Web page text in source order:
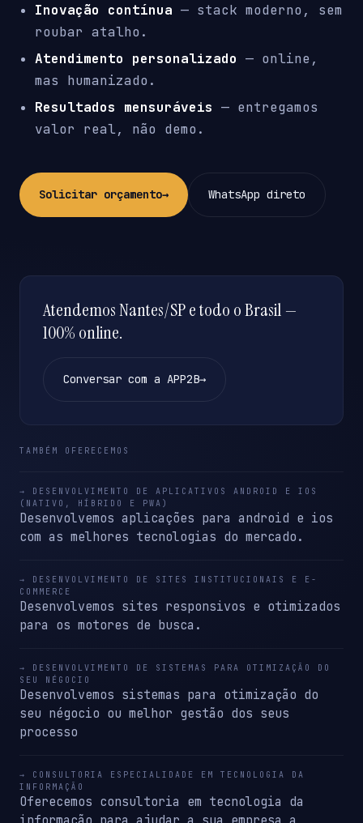
Inovação contínua — stack moderno, sem
roubar atalho.
Atendimento personalizado — online,
mas humanizado.
Resultados mensuráveis — entregamos
valor real, não demo.
Solicitar orçamento→ WhatsApp direto
Atendemos Nantes/SP e todo o Brasil —
100% online.
Conversar com a APP2B→
TAMBÉM OFERECEMOS
→ DESENVOLVIMENTO DE APLICATIVOS ANDROID E IOS
(NATIVO, HÍBRIDO E PWA)
Desenvolvemos aplicações para android e ios
com as melhores tecnologias do mercado.
→ DESENVOLVIMENTO DE SITES INSTITUCIONAIS E E-
COMMERCE
Desenvolvemos sites responsivos e otimizados
para os motores de busca.
→ DESENVOLVIMENTO DE SISTEMAS PARA OTIMIZAÇÃO DO
SEU NÉGOCIO
Desenvolvemos sistemas para otimização do
seu négocio ou melhor gestão dos seus
processo
→ CONSULTORIA ESPECIALIDADE EM TECNOLOGIA DA
INFORMAÇÃO
Oferecemos consultoria em tecnologia da